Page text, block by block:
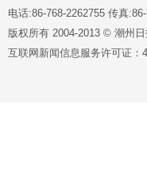
电话:86-768-2262755 传真
版权所有 2004-2013 © 潮州
互联网新闻信息服务许可证：